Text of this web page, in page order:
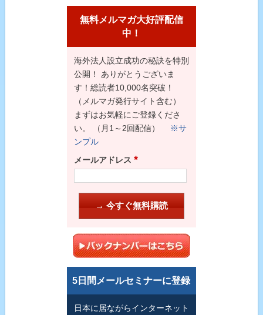
無料メルマガ大好評配信
中！
海外法人設立成功の秘訣を特別
公開！ ありがとうございま
す！総読者10,000名突破！
（メルマガ発行サイト含む）
まずはお気軽にご登録くださ
い。 （月1～2回配信）
※サ
ンプル
メールアドレス *
5日間メールセミナーに登録
日本に居ながらインターネット